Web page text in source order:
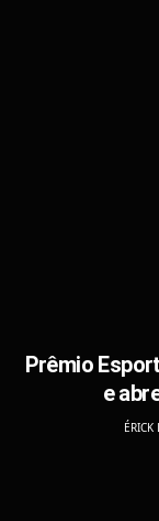
Prêmio
e
ÉRICK